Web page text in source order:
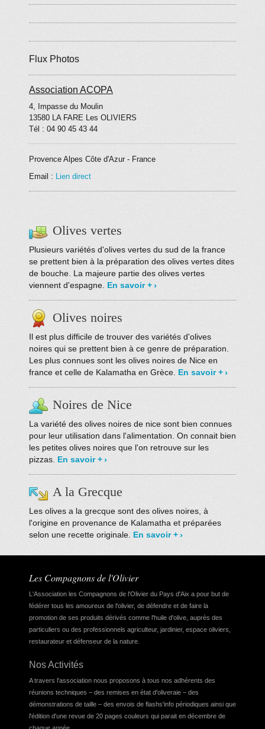
Flux Photos
Association ACOPA
4, Impasse du Moulin
13580 LA FARE Les OLIVIERS
Tél : 04 90 45 43 44
Provence Alpes Côte d'Azur- France
Email : Lien direct
Olives vertes
Plusieurs variétés d'olives vertes du sud de la france
se prettent bien à la préparation des olives vertes dites
de bouche. La majeure partie des olives vertes
viennent d'espagne. En savoir +
Olives noires
Il est plus difficile de trouver des variétés d'olives
noires qui se prettent bien à ce genre de préparation.
Les plus connues sont les olives noires de Nice en
france et celle de Kalamatha en Grèce. En savoir +
Noires de Nice
La variété des olives noires de nice sont bien connues
pour leur utilisation dans l'alimentation. On connait bien
les petites olives noires que l'on retrouve sur les
pizzas. En savoir +
A la Grecque
Les olives a la grecque sont des olives noires, à
l'origine en provenance de Kalamatha et préparées
selon une recette originale. En savoir +
Les Compagnons de l'Olivier
L'Association les Compagnons de l'Olivier du Pays d'Aix a pour but de
fédérer tous les amoureux de l'olivier, de défendre et de faire la
promotion de ses produits dérivés comme l'huile d'olive, auprès des
particuliers ou des professionnels agriculteur, jardinier, espace oliviers
restaurateur et défenseur de la nature.
Nos Activités
A travers l'association nous proposons à tous nos adhérents des
réunions techniques – des remises en état d'oliveraie – des
démonstrations de taille – des envois de flashs'info périodiques ainsi que
l'édition d'une revue de 20 pages couleurs qui parait en décembre de